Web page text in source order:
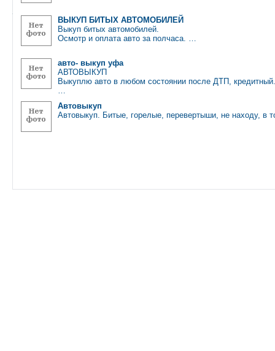
ВЫКУП БИТЫХ АВТОМОБИЛЕЙ
Выкуп битых автомобилей.
Осмотр и оплата авто за полчаса. …
авто- выкуп уфа
АВТОВЫКУП
Выкуплю авто в любом состоянии после ДТП, кредитный.
…
Автовыкуп
Автовыкуп. Битые, горелые, перевертыши, не находу, в